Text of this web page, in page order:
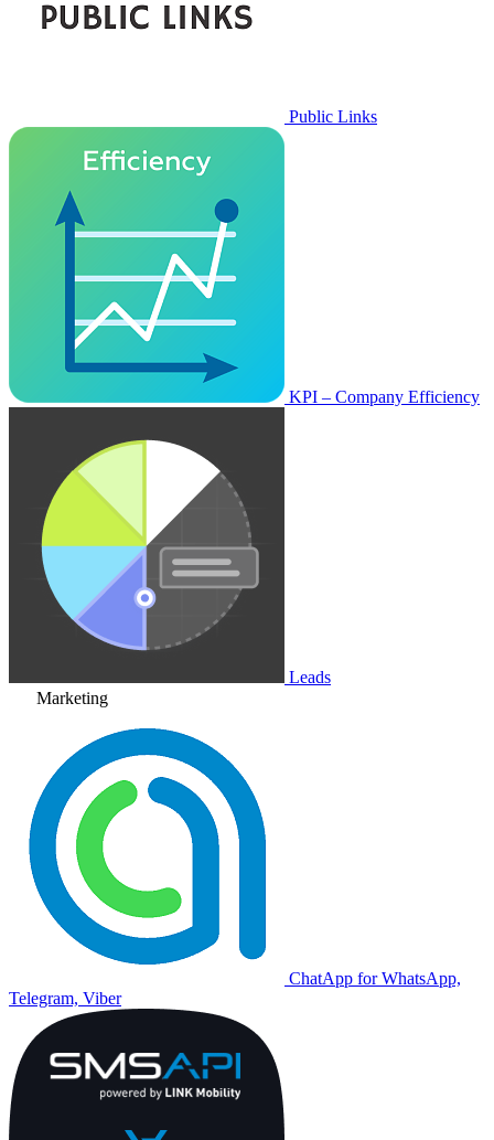
Public Links
KPI – Company Efficiency
Leads
Marketing
ChatApp for WhatsApp,
Telegram, Viber